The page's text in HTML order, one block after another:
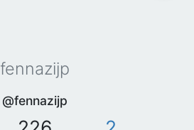
fennazijp
@fennazijp